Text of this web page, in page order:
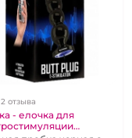
2 отзыва
- елочка для